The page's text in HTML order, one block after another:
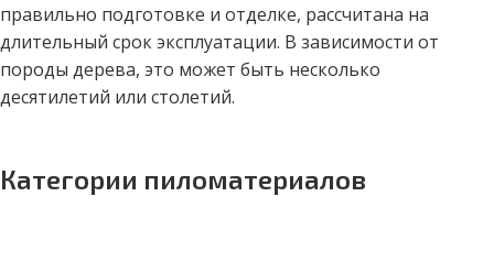
правильно подготовке и отделке, рассчитана на
длительный срок эксплуатации. В зависимости от
породы дерева, это может быть несколько
десятилетий или столетий.
Категории пиломатериалов